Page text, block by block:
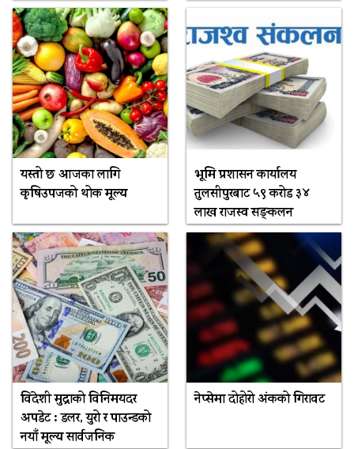
यस्तो छ आजका लागि
कृषिउपजको थोक मूल्य
भूमि प्रशासन कार्यालय
तुलसीपुरबाट ५९ करोड ३४
लाख राजस्व सङ्कलन
विदेशी मुद्राको विनिमयदर
अपडेट : डलर, युरो र पाउन्डको
नयाँ मूल्य सार्वजनिक
नेप्सेमा दोहोरो अंकको गिरावट